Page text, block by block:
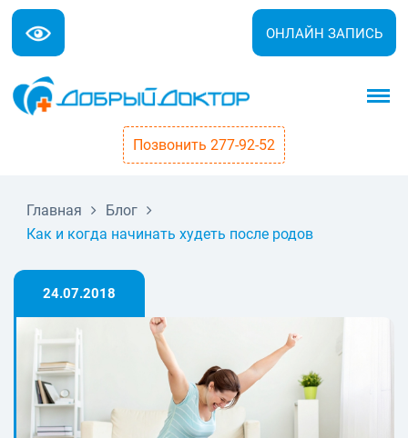
ОНЛАЙН ЗАПИСЬ
Позвонить 277-92-52
Главная
Блог
Как и когда начинать худеть после родов
24.07.2018